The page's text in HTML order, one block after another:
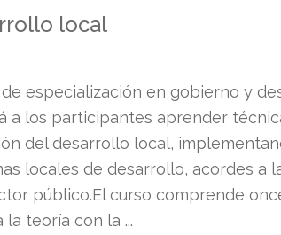
local
de especialización en gobierno y
a los participantes aprender
del desarrollo local,
locales de desarrollo, acordes a
público.El curso comprende
la teoría con la ...